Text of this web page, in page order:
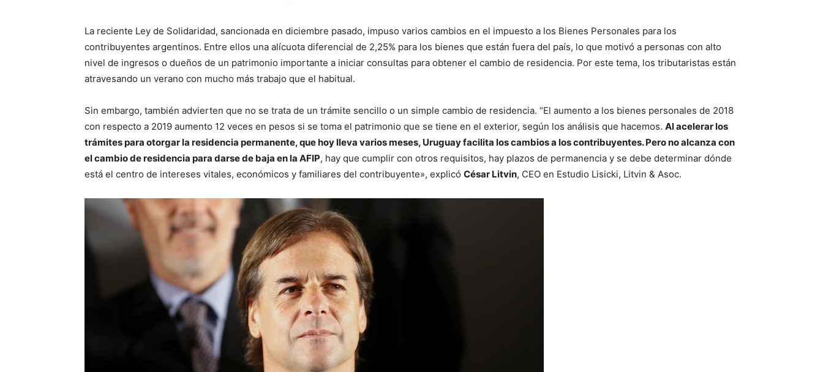
La reciente Ley de Solidaridad, sancionada en diciembre pasado, impuso varios cambios en el impuesto a los Bienes Personales para los
contribuyentes argentinos. Entre ellos una alícuota diferencial de 2,25% para los bienes que están fuera del país, lo que motivó a personas con alto
nivel de ingresos o dueños de un patrimonio importante a iniciar consultas para obtener el cambio de residencia. Por este tema, los tributaristas están
atravesando un verano con mucho más trabajo que el habitual.
Sin embargo, también advierten que no se trata de un trámite sencillo o un simple cambio de residencia. “El aumento a los bienes personales de 2018
con respecto a 2019 aumento 12 veces en pesos si se toma el patrimonio que se tiene en el exterior, según los análisis que hacemos. Al acelerar los
trámites para otorgar la residencia permanente, que hoy lleva varios meses, Uruguay facilita los cambios a los contribuyentes. Pero no alcanza con
el cambio de residencia para darse de baja en la AFIP, hay que cumplir con otros requisitos, hay plazos de permanencia y se debe determinar dónde
está el centro de intereses vitales, económicos y familiares del contribuyente», explicó César Litvin, CEO en Estudio Lisicki, Litvin & Asoc.